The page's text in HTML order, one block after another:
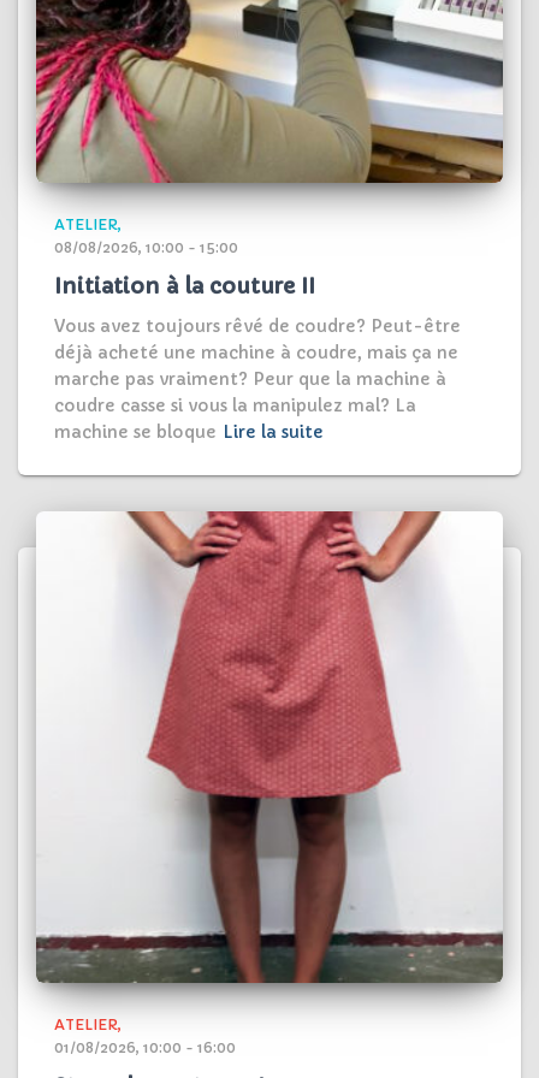
ATELIER
08/08/2026, 10:00 - 15:00
Initiation à la couture II
Vous avez toujours rêvé de coudre? Peut-être
déjà acheté une machine à coudre, mais ça ne
marche pas vraiment? Peur que la machine à
coudre casse si vous la manipulez mal? La
machine se bloque Lire la suite
ATELIER
01/08/2026, 10:00 - 16:00